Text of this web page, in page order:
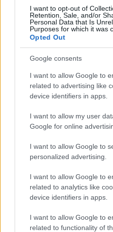
I want to opt-out of
Retention, Sale, and/or
Personal Data that Is
Purposes for which it was
Opted Out
Google consents
I want to allow Google to
related to advertising like
device identifiers in apps.
I want to allow my user
Google for online
I want to allow Google to
personalized advertising.
I want to allow Google to
related to analytics like
device identifiers in apps.
I want to allow Google to
related to functionality of
Εκτός από τον αθλητισμό,
και σειρές, με πιο γνωστό
Mountain» στην
, όπου διατήρησε
έως το 2019.
Είναι γνωστός για τον
τη διατροφή, την
και συχνά μοιράζεται
προπονητική του ρουτίνα